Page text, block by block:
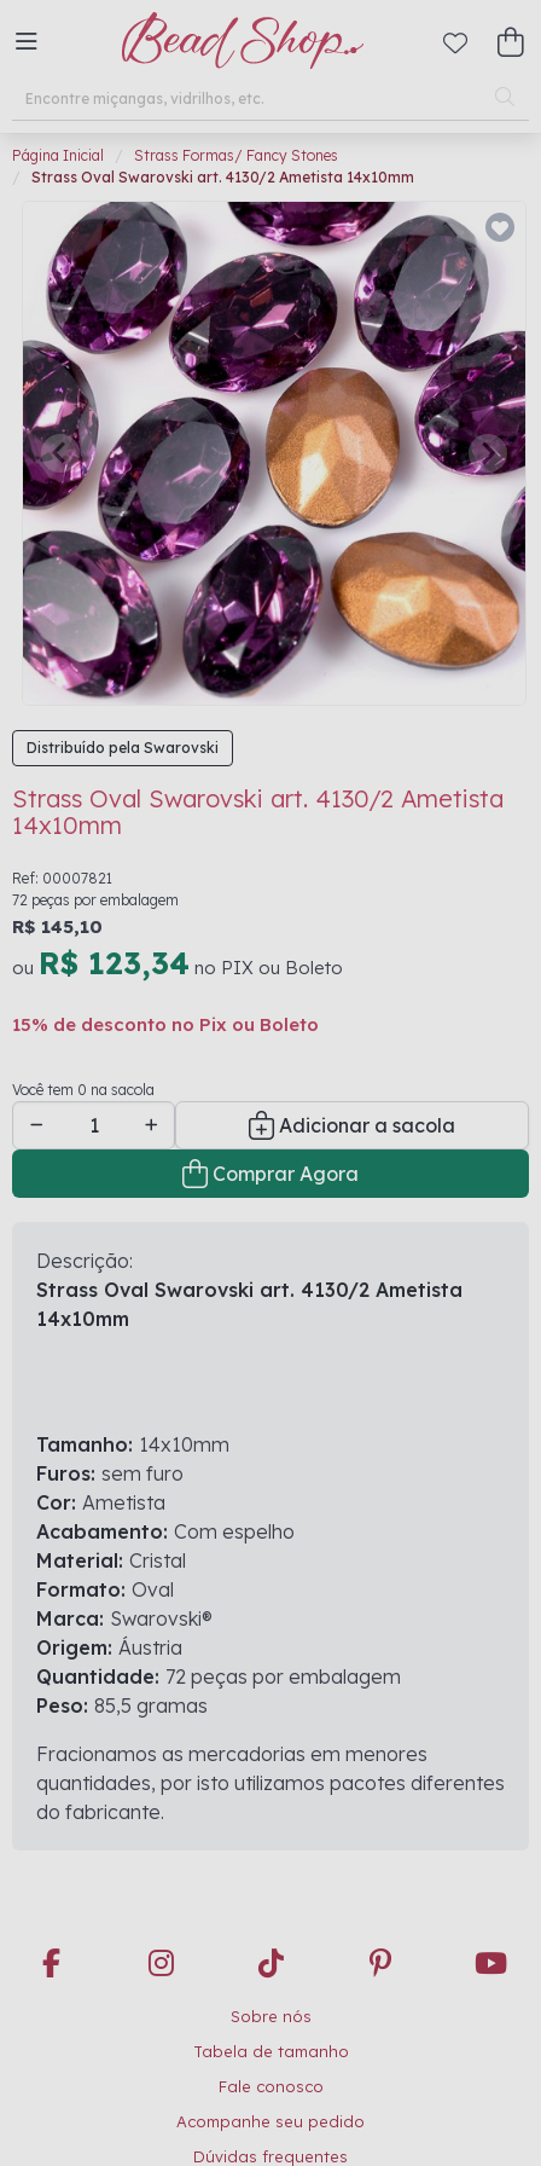
Página Inicial
Strass Formas/ Fancy Stones
Strass Oval Swarovski art. 4130/2 Ametista 14x10mm
Distribuído pela Swarovski
Strass Oval Swarovski art. 4130/2 Ametista
14x10mm
Ref: 00007821
72 peças por embalagem
R$ 145,10
ou R$ 123,34 no PIX ou Boleto
15% de desconto no Pix ou Boleto
Você tem 0 na sacola
Adicionar a sacola
Comprar Agora
Descrição:
Strass Oval Swarovski art. 4130/2 Ametista
14x10mm
Tamanho: 14x10mm
Furos: sem furo
Cor: Ametista
Acabamento: Com espelho
Material: Cristal
Formato: Oval
Marca: Swarovski®
Origem: Áustria
Quantidade: 72 peças por embalagem
Peso: 85,5 gramas
Fracionamos as mercadorias em menores
quantidades, por isto utilizamos pacotes diferentes
do fabricante.
Sobre nós
Tabela de tamanho
Fale conosco
Acompanhe seu pedido
Dúvidas frequentes